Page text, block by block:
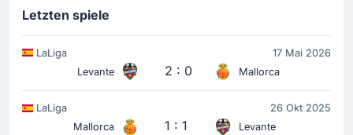
Letzten spiele
LaLiga
17 Mai 2026
Levante
2 : 0 Mallorca
LaLiga
26 Okt 2025
Mallorca
1 : 1 Levante